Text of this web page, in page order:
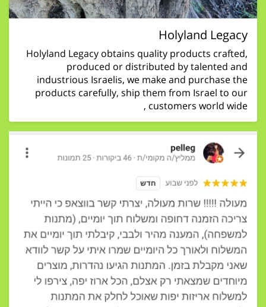
Holyland Legacy
Holyland Legacy obtains quality products crafted,
produced or distributed by talented and
industrious Israelis, we make and purchase the
products carefully, ship them from Israel to our
customers world wide ,